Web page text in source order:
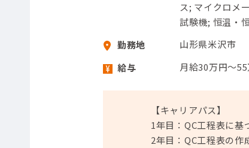
ス; マイクロメ
試験機; 恒温・
勤務地
山形県米沢市
給与
月給30万円～
【キャリアパス】
1年目：QC工程表に
2年目：QC工程表の